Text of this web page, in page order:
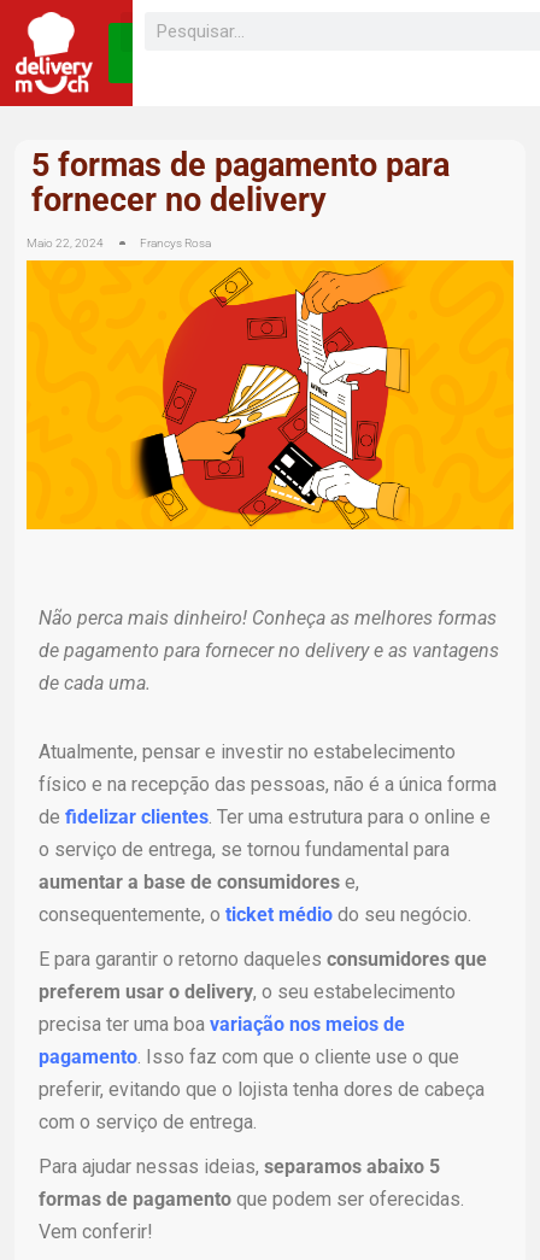
SEJA UM
5 formas de pagamento para
fornecer no delivery
Maio 22, 2024 Francys Rosa
Não perca mais dinheiro! Conheça as melhores formas
de pagamento para fornecer no delivery e as vantagens
de cada uma.
Atualmente, pensar e investir no estabelecimento
físico e na recepção das pessoas, não é a única forma
de fidelizar clientes. Ter uma estrutura para o online e
o serviço de entrega, se tornou fundamental para
aumentar a base de consumidores e,
consequentemente, o ticket médio do seu negócio.
E para garantir o retorno daqueles consumidores que
preferem usar o delivery, o seu estabelecimento
precisa ter uma boa variação nos meios de
pagamento. Isso faz com que o cliente use o que
preferir, evitando que o lojista tenha dores de cabeça
com o serviço de entrega.
Para ajudar nessas ideias, separamos abaixo 5
formas de pagamento que podem ser oferecidas.
Vem conferir!